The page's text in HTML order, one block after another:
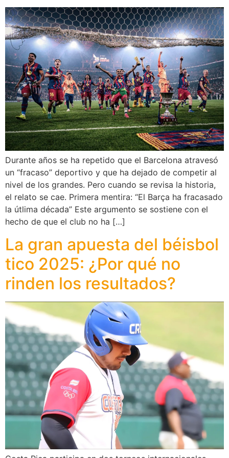
Durante años se ha repetido que el Barcelona atravesó
un “fracaso” deportivo y que ha dejado de competir al
nivel de los grandes. Pero cuando se revisa la historia,
el relato se cae. Primera mentira: “El Barça ha fracasado
la útlima década” Este argumento se sostiene con el
hecho de que el club no ha […]
La gran apuesta del béisbol
tico 2025: ¿Por qué no
rinden los resultados?